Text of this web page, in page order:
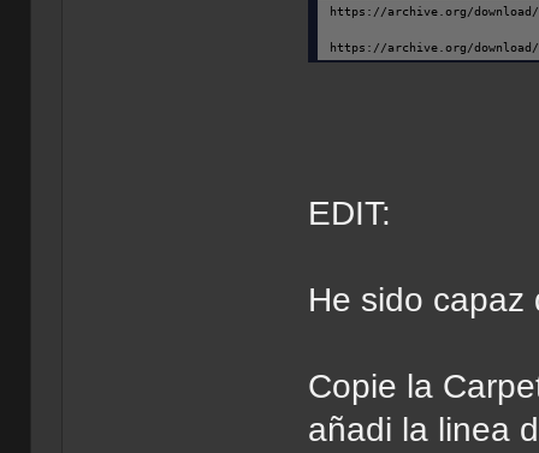
https://archive.org/download/
https://archive.org/download/
EDIT:
He sido capaz
Copie la
añadi la linea